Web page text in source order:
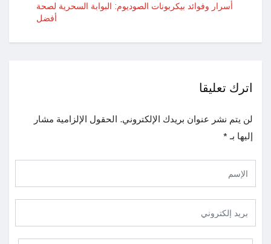
أسرار وفوائد بيكربونات الصوديوم: البوابة السحرية لصحة
أفضل
اترك تعليقا
لن يتم نشر عنوان بريدك الإلكتروني. الحقول الإلزامية مشار
إليها بـ*